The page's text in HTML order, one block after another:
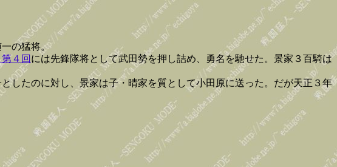
の猛将。
４回 には先鋒隊将として武田勢を押し詰め、勇名を馳せた。景家３百騎は
としたのに対し、景家は子・晴家を質として小田原に送った。だが天正３年